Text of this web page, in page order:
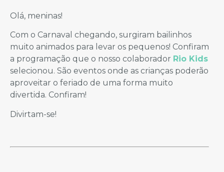
Olá, meninas!
Com o Carnaval chegando, surgiram bailinhos
muito animados para levar os pequenos! Confiram
a programação que o nosso colaborador Rio Kids
selecionou. São eventos onde as crianças poderão
aproveitar o feriado de uma forma muito
divertida. Confiram!
Divirtam-se!